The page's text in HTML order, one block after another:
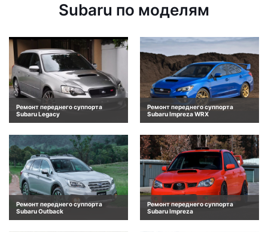
Subaru по моделям
Ремонт переднего суппорта
Subaru Legacy
Ремонт переднего суппорта
Subaru Impreza WRX
Ремонт переднего суппорта
Subaru Outback
Ремонт переднего суппорта
Subaru Impreza